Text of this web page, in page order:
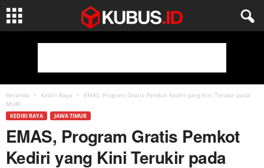
Beranda Kediri Raya
EMAS, Program Gratis Pemkot Kediri yang Kini Terukir pada
MURI
KEDIRI RAYA JAWA TIMUR
EMAS, Program Gratis Pemkot
Kediri yang Kini Terukir pada